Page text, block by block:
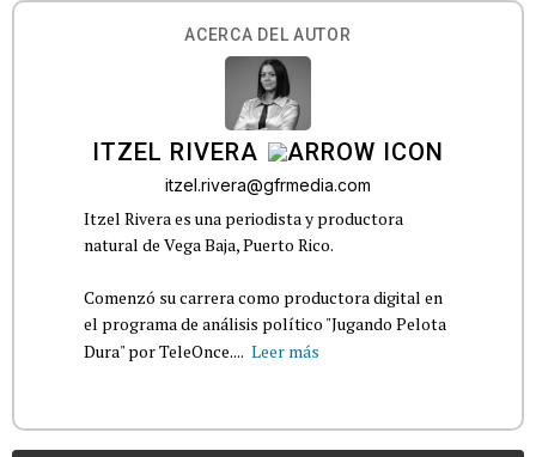
ACERCA DEL AUTOR
ITZEL RIVERA
itzel.rivera@gfrmedia.com
Itzel Rivera es una periodista y productora
natural de Vega Baja, Puerto Rico.
Comenzó su carrera como productora digital en
el programa de análisis político "Jugando Pelota
Dura" por TeleOnce.... Leer más